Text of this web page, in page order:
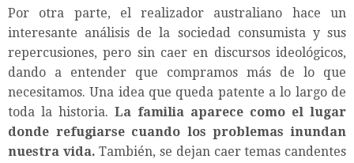
Por otra parte, el realizador australiano hace un
interesante análisis de la sociedad consumista y sus
repercusiones, pero sin caer en discursos ideológicos,
dando a entender que compramos más de lo que
necesitamos. Una idea que queda patente a lo largo de
toda la historia. La familia aparece como el lugar
donde refugiarse cuando los problemas inundan
nuestra vida.También, se dejan caer temas candentes